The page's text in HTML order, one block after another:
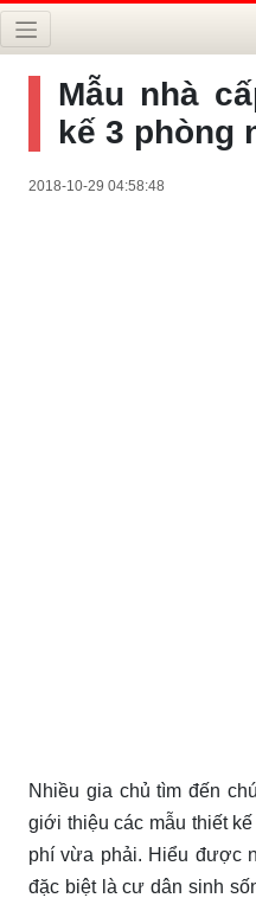
Mẫu nhà
kế 3 phòng
2018-10-29 04:58:48
Nhiều gia chủ tìm đến
giới thiệu các mẫu thiết
phí vừa phải. Hiểu được
đặc biệt là cư dân sinh